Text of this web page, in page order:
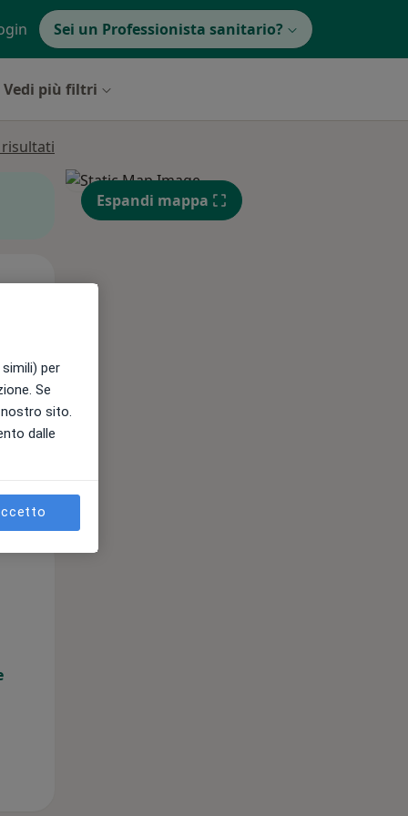
Sei un Professionista sanitario?
Vedi più filtri
Lun,
Espandi mappa
per
Se
sito.
dalle